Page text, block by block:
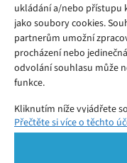
ukládání a/nebo přístupu
jako soubory cookies.
partnerům umožní
procházení nebo
odvolání souhlasu může
funkce.
Kliknutím níže vyjádřete
podrobnější rozhodnutí.
pomocí přepínačů v
Přečtěte si více o těchto
Nová hra na